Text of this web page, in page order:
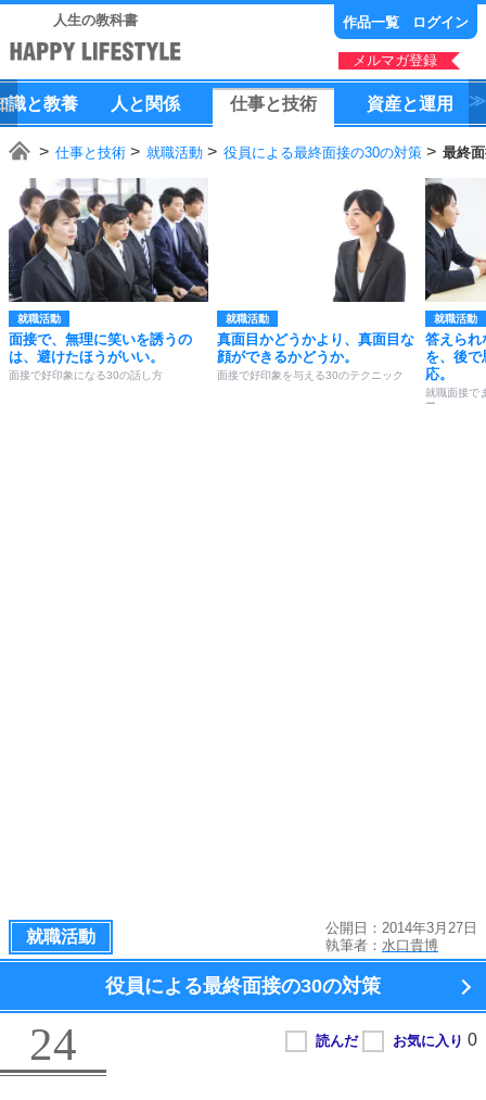
人生の教科書 作品一覧 ログイン
メルマガ登録
識と教養 人 と 関係 仕事と技術 資産と運用
仕事と技術 就職活動 役員による最終面接の30の対策 最終
就職活動
面接で、無理に笑いを誘うの
は、避けたほうがいい。
面接で好印象になる30の話し方
就職活動
真面目かどうかより、真面目な
顔ができるかどうか。
面接で好印象を与える30のテクニック
就職活動
答えられ
を、後で
応。
就職面接で
ー
就職活動
公開日：2014年3月27日
執筆者： 水口貴博
役員による最終面接の30の対策
24